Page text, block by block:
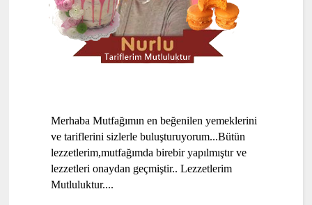
Merhaba Mutfağımın en beğenilen yemeklerini
ve tariflerini sizlerle buluşturuyorum...Bütün
lezzetlerim,mutfağımda birebir yapılmıştır ve
lezzetleri onaydan geçmiştir.. Lezzetlerim
Mutluluktur....